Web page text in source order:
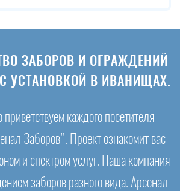
ЗАБОРОВ И ОГРАЖДЕНИЙ
УСТАНОВКОЙ В ИВАНИЩАХ.
каждого посетителя
Заборов". Проект ознакомит вас
и спектром услуг. Наша компания
заборов разного вида. Арсенал